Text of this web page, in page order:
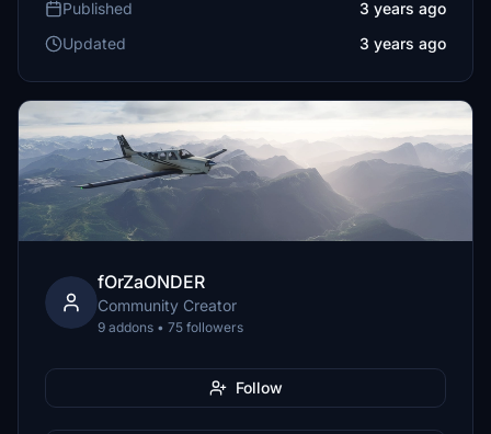
Published
3 years ago
Updated
3 years ago
fOrZaONDER
Community Creator
9 addons • 75 followers
Follow